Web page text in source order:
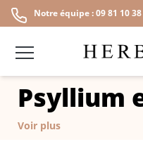
Notre équipe : 09 81 10
Psyllium
Voir plus